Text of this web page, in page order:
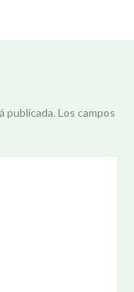
publicada.Los campos